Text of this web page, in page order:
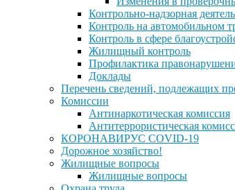
Контрольно-надзорная
Контроль на автомобильном
Контроль в сфере
Жилищный контроль
Профилактика
Доклады
Перечень сведений, подлежащих
Комиссии
Антинаркотическая комиссия
Антитеррористическая
КОРОНАВИРУС COVID-19
Дорожное хозяйство!
Жилищные вопросы
Жилищные вопросы